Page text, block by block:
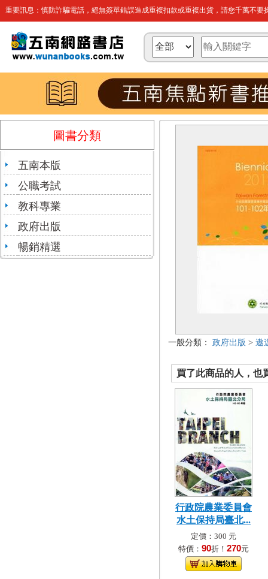
重要訊息：慎防詐騙電話，絕無簽單錯誤造成重複扣款或重複出貨，請您千萬不要
圖書分類
五南本版
公職考試
教科專業
政府出版
暢銷精選
一般分類： 政府出版 > 遨
買了此商品的人，也
行政院農業委員會
水土保持局臺北...
定價：300 元
特價： 90折！ 270元